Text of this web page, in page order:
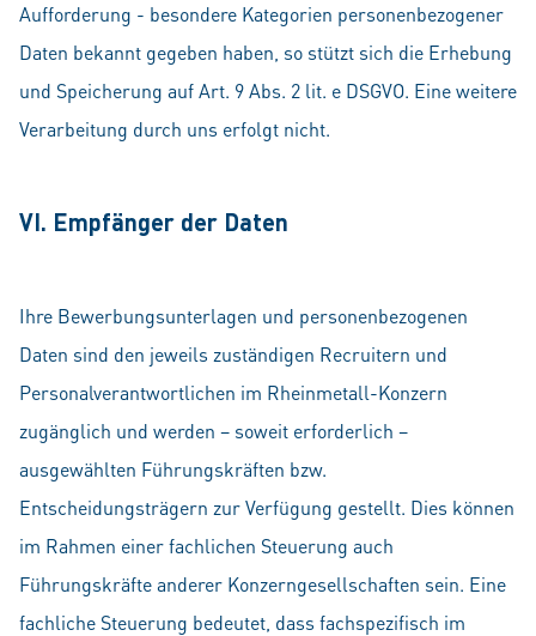
Aufforderung - besondere Kategorien personenbezogener
Daten bekannt gegeben haben, so stützt sich die Erhebung
und Speicherung auf Art. 9 Abs. 2 lit. e DSGVO. Eine weitere
Verarbeitung durch uns erfolgt nicht.
VI. Empfänger der Daten
Ihre Bewerbungsunterlagen und personenbezogenen
Daten sind den jeweils zuständigen Recruitern und
Personalverantwortlichen im Rheinmetall-Konzern
zugänglich und werden – soweit erforderlich –
ausgewählten Führungskräften bzw.
Entscheidungsträgern zur Verfügung gestellt. Dies können
im Rahmen einer fachlichen Steuerung auch
Führungskräfte anderer Konzerngesellschaften sein. Eine
fachliche Steuerung bedeutet, dass fachspezifisch im